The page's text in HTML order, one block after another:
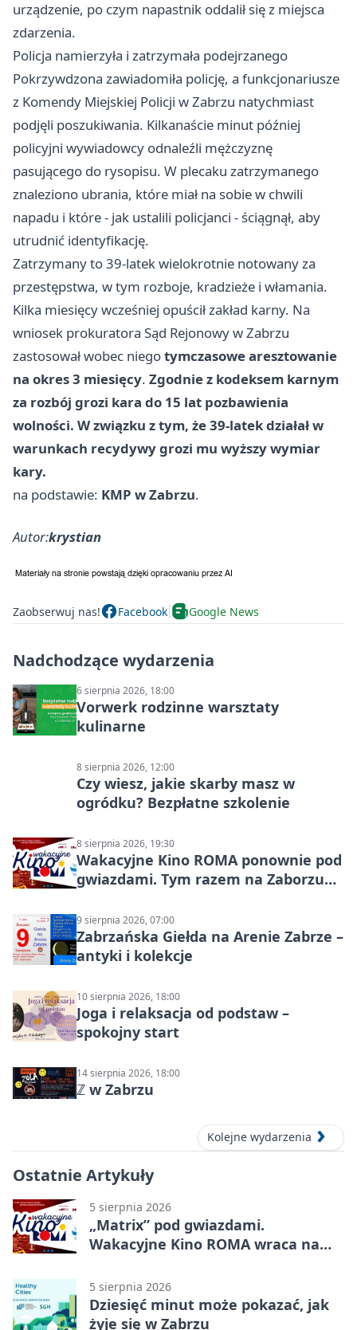
urządzenie, po czym napastnik oddalił się z miejsca
zdarzenia.
Policja namierzyła i zatrzymała podejrzanego
Pokrzywdzona zawiadomiła policję, a funkcjonariusze
z Komendy Miejskiej Policji w Zabrzu natychmiast
podjęli poszukiwania. Kilkanaście minut później
policyjni wywiadowcy odnaleźli mężczyznę
pasującego do rysopisu. W plecaku zatrzymanego
znaleziono ubrania, które miał na sobie w chwili
napadu i które - jak ustalili policjanci - ściągnął, aby
utrudnić identyfikację.
Zatrzymany to 39‑latek wielokrotnie notowany za
przestępstwa, w tym rozboje, kradzieże i włamania.
Kilka miesięcy wcześniej opuścił zakład karny. Na
wniosek prokuratora Sąd Rejonowy w Zabrzu
zastosował wobec niegotymczasowe aresztowanie
na okres 3 miesięcy. Zgodnie z kodeksem karnym
za rozbój grozi kara do 15 lat pozbawienia
wolności. W związku z tym, że 39‑latek działał w
warunkach recydywy grozi mu wyższy wymiar
kary.
na podstawie: KMP w Zabrzu.
Autor:krystian
Zaobserwuj nas! Facebook Google News
Nadchodzące wydarzenia
6 sierpnia 2026, 18:00
Vorwerk rodzinne warsztaty
kulinarne
8 sierpnia 2026, 12:00
Czy wiesz, jakie skarby masz w
ogródku? Bezpłatne szkolenie
8 sierpnia 2026, 19:30
Wakacyjne Kino ROMA ponownie pod
gwiazdami. Tym razem na Zaborzu
9 sierpnia 2026, 07:00
Zabrzańska Giełda na Arenie Zabrze –
antyki i kolekcje
10 sierpnia 2026, 18:00
Joga i relaksacja od podstaw –
spokojny start
14 sierpnia 2026, 18:00
ℤ w Zabrzu
Kolejne wydarzenia
Ostatnie Artykuły
5 sierpnia 2026
„Matrix” pod gwiazdami.
Wakacyjne Kino ROMA wraca na
5 sierpnia 2026
Dziesięć minut może pokazać, jak
żyje się w Zabrzu